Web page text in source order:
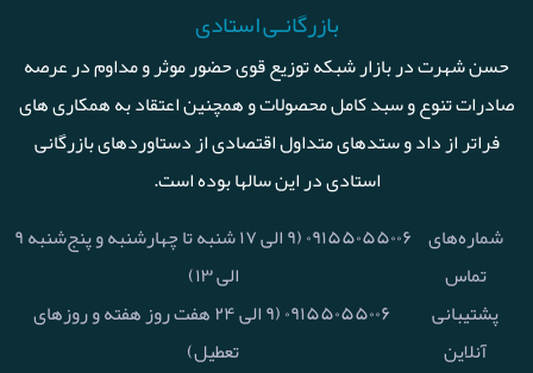
بازرگانـی استادی
حسن شهرت در بازار شبکه توزیع قوی حضور موثر و مداوم در عرصه
صادرات تنوع و سبد کامل محصولات و همچنین اعتقاد به همکاری های
فراتر از داد و ستدهای متداول اقتصادی از دستاوردهای بازرگانی
استادی در این سالها بوده است.
شماره‌های
تماس
۰۹۱۵۵۰۵۵۰۰۶ (۹ الی ۱۷ شنبه تا چهارشنبه و پنج‌شنبه ۹
الی ۱۳)
پشتیبانی
آنلاین
۰۹۱۵۵۰۵۵۰۰۶ (۹ الی ۲۴ هفت روز هفته و روزهای
تعطیل)